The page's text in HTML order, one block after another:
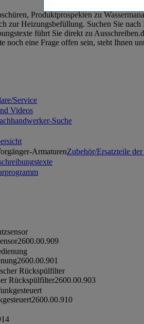
Produktprospekten zu
zur Heizungsbefüllung. Suchen Sie
führt Sie direkt zu
eine Frage offen sein, steht Ihnen
Service
Videos
Suche
ArmaturenZubehör/Ersatzteile
2600.00.909
2600.00.901
Rückspülfilter
Rückspülfilter2600.00.903
2600.00.910